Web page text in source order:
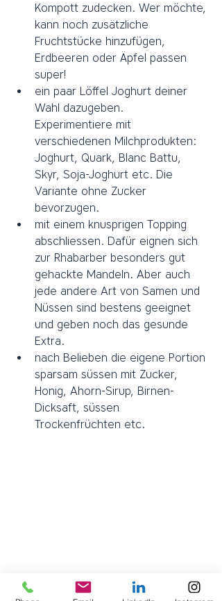
Kompott zudecken. Wer möchte,
kann noch zusätzliche
Fruchtstücke hinzufügen,
Erdbeeren oder Äpfel passen
super!
ein paar Löffel Joghurt deiner
Wahl dazugeben.
Experimentiere mit
verschiedenen Milchprodukten:
Joghurt, Quark, Blanc Battu,
Skyr, Soja-Joghurt etc. Die
Variante ohne Zucker
bevorzugen.
mit einem knusprigen Topping
abschliessen. Dafür eignen sich
zur Rhabarber besonders gut
gehackte Mandeln. Aber auch
jede andere Art von Samen und
Nüssen sind bestens geeignet
und geben noch das gesunde
Extra.
nach Belieben die eigene Portion
sparsam süssen mit Zucker,
Honig, Ahorn-Sirup, Birnen-
Dicksaft, süssen
Trockenfrüchten etc.